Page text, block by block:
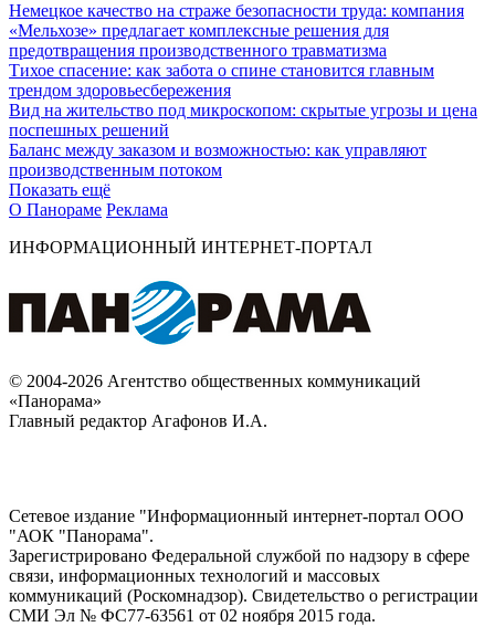
Немецкое качество на страже безопасности труда: компания
«Мельхозе» предлагает комплексные решения для
предотвращения производственного травматизма
Тихое спасение: как забота о спине становится главным
трендом здоровьесбережения
Вид на жительство под микроскопом: скрытые угрозы и цена
поспешных решений
Баланс между заказом и возможностью: как управляют
производственным потоком
Показать ещё
О Панораме Реклама
ИНФОРМАЦИОННЫЙ ИНТЕРНЕТ-ПОРТАЛ
© 2004-2026 Агентство общественных коммуникаций
«Панорама»
Главный редактор Агафонов И.А.
Сетевое издание "Информационный интернет-портал ООО
"АОК "Панорама".
Зарегистрировано Федеральной службой по надзору в сфере
связи, информационных технологий и массовых
коммуникаций (Роскомнадзор). Cвидетельство о регистрации
СМИ Эл № ФС77-63561 от 02 ноября 2015 года.